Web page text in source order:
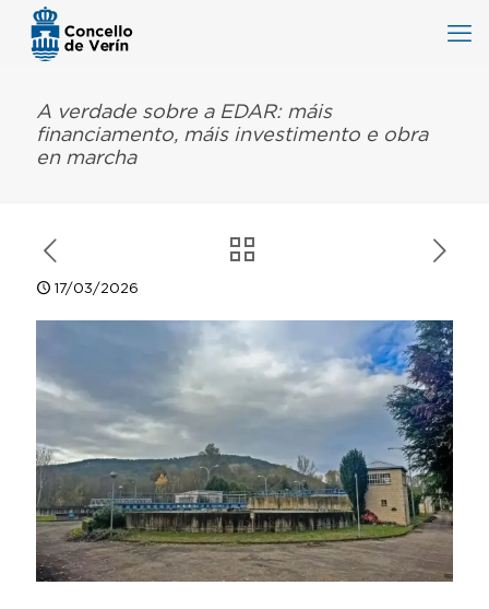
A verdade sobre a EDAR: máis
financiamento, máis investimento e obra
en marcha
17/03/2026